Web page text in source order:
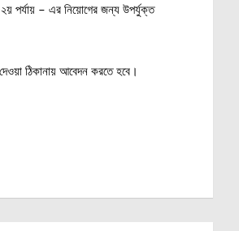
পর্যায় – এর নিয়োগের জন্য উপর্যুক্ত
ঠিকানায় আবেদন করতে হবে।